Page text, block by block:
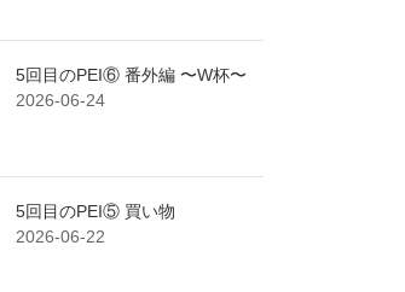
5回目のPEI⑥ 番外編 〜W杯〜
2026-06-24
5回目のPEI⑤ 買い物
2026-06-22